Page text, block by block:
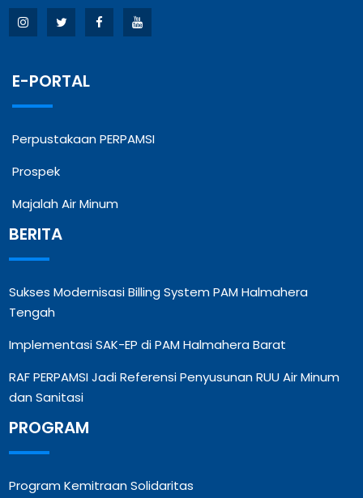
E-PORTAL
Perpustakaan PERPAMSI
Prospek
Majalah Air Minum
BERITA
Sukses Modernisasi Billing System PAM Halmahera
Tengah
Implementasi SAK-EP di PAM Halmahera Barat
RAF PERPAMSI Jadi Referensi Penyusunan RUU Air Minum
dan Sanitasi
PROGRAM
Program Kemitraan Solidaritas